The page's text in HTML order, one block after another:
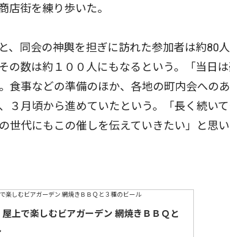
店街を練り歩いた。
同会の神輿を担ぎに訪れた参加者は約80
の数は約１００人にもなるという。「当日
食事などの準備のほか、各地の町内会への
月頃から進めていたという。「長く続いて
代にもこの催しを伝えていきたい」と思い
屋上で楽しむビアガーデン 網焼きＢＢＱと